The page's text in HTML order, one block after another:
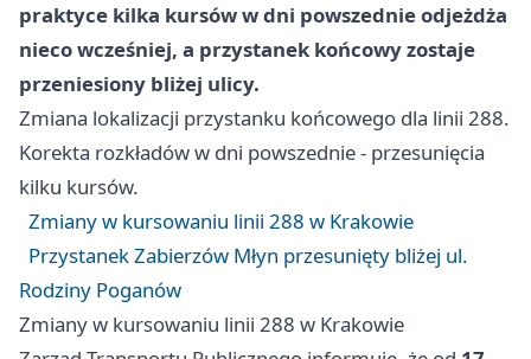
praktyce kilka kursów w dni powszednie odjeżdża
nieco wcześniej, a przystanek końcowy zostaje
przeniesiony bliżej ulicy.
Zmiana lokalizacji przystanku końcowego dla linii 288.
Korekta rozkładów w dni powszednie - przesunięcia
kilku kursów.
Zmiany w kursowaniu linii 288 w Krakowie
Przystanek Zabierzów Młyn przesunięty bliżej ul.
Rodziny Poganów
Zmiany w kursowaniu linii 288 w Krakowie